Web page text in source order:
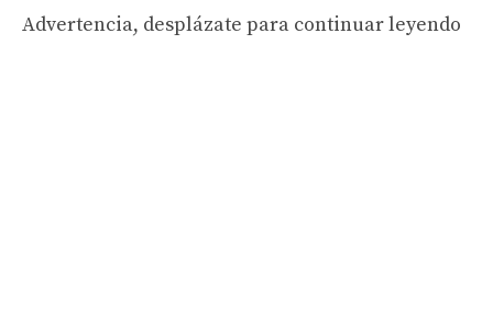
Advertencia, desplázate para continuar leyendo